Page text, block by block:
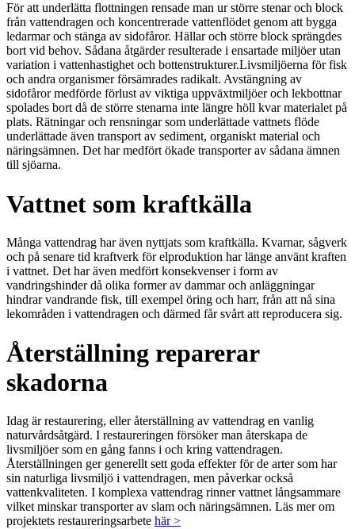
För att underlätta flottningen rensade man ur större stenar och block
från vattendragen och koncentrerade vattenflödet genom att bygga
ledarmar och stänga av sidofåror. Hällar och större block sprängdes
bort vid behov. Sådana åtgärder resulterade i ensartade miljöer utan
variation i vattenhastighet och bottenstrukturer.Livsmiljöerna för fisk
och andra organismer försämrades radikalt. Avstängning av
sidofåror medförde förlust av viktiga uppväxtmiljöer och lekbottnar
spolades bort då de större stenarna inte längre höll kvar materialet på
plats. Rätningar och rensningar som underlättade vattnets flöde
underlättade även transport av sediment, organiskt material och
näringsämnen. Det har medfört ökade transporter av sådana ämnen
till sjöarna.
Vattnet som kraftkälla
Många vattendrag har även nyttjats som kraftkälla. Kvarnar, sågverk
och på senare tid kraftverk för elproduktion har länge använt kraften
i vattnet. Det har även medfört konsekvenser i form av
vandringshinder då olika former av dammar och anläggningar
hindrar vandrande fisk, till exempel öring och harr, från att nå sina
lekområden i vattendragen och därmed får svårt att reproducera sig.
Återställning reparerar
skadorna
Idag är restaurering, eller återställning av vattendrag en vanlig
naturvårdsåtgärd. I restaureringen försöker man återskapa de
livsmiljöer som en gång fanns i och kring vattendragen.
Återställningen ger generellt sett goda effekter för de arter som har
sin naturliga livsmiljö i vattendragen, men påverkar också
vattenkvaliteten. I komplexa vattendrag rinner vattnet långsammare
vilket minskar transporter av slam och näringsämnen. Läs mer om
projektets restaureringsarbete här >